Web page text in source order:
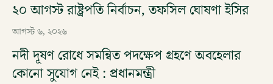
২০ আগস্ট রাষ্ট্রপতি নির্বাচন, তফসিল ঘোষণা ইসির
আগস্ট ৬, ২০২৬
নদী দূষণ রোধে সমন্বিত পদক্ষেপ গ্রহণে অবহেলার
কোনো সুযোগ নেই : প্রধানমন্ত্রী